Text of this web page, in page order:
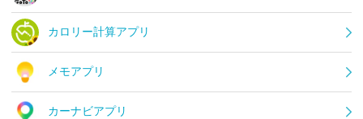
カロリー計算アプリ
メモアプリ
カーナビアプリ